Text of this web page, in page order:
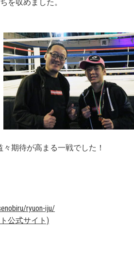
を収めました。
期待が高まる一戦でした！
ryuon-iju/
公式サイト)